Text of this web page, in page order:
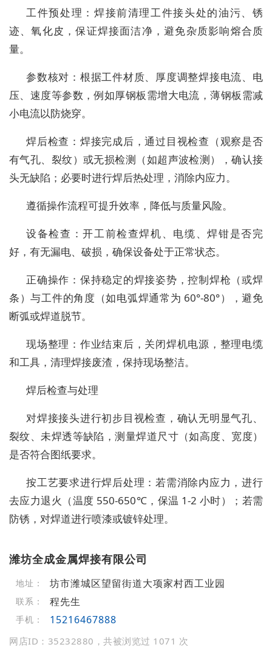
工件预处理：焊接前清理工件接头处的油污、锈
迹、氧化皮，保证焊接面洁净，避免杂质影响熔合质
量。
参数核对：根据工件材质、厚度调整焊接电流、电
压、速度等参数，例如厚钢板需增大电流，薄钢板需减
小电流以防烧穿。
焊后检查：焊接完成后，通过目视检查（观察是否
有气孔、裂纹）或无损检测（如超声波检测），确认接
头无缺陷；必要时进行焊后热处理，消除内应力。
遵循操作流程可提升效率，降低与质量风险。
设备检查：开工前检查焊机、电缆、焊钳是否完
好，有无漏电、破损，确保设备处于正常状态。
正确操作：保持稳定的焊接姿势，控制焊枪（或焊
条）与工件的角度（如电弧焊通常为 60°-80°），避免
断弧或焊道脱节。
现场整理：作业结束后，关闭焊机电源，整理电缆
和工具，清理焊接废渣，保持现场整洁。
焊后检查与处理
对焊接接头进行初步目视检查，确认无明显气孔、
裂纹、未焊透等缺陷，测量焊道尺寸（如高度、宽度）
是否符合图纸要求。
按工艺要求进行焊后处理：若需消除内应力，进行
去应力退火（温度 550-650℃，保温 1-2 小时）；若需
防锈，对焊道进行喷漆或镀锌处理。
潍坊全成金属焊接有限公司
地址： 坊市潍城区望留街道大项家村西工业园
联系： 程先生
手机： 15216467888
网店ID：35232880，共被浏览过 1071 次